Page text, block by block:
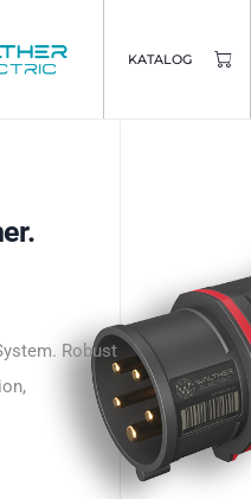
KATALOG
hier.Robust
und